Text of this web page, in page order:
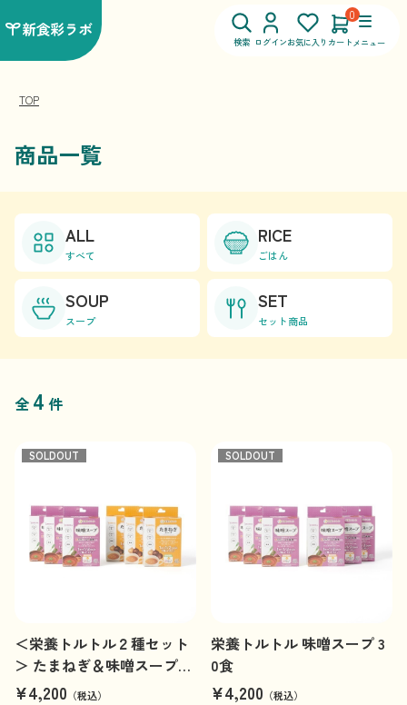
検索 ログインお気に入り
0
カートメニュー
TOP
商品一覧
ALL
すべて
RICE
ごはん
SOUP
スープ
SET
セット商品
全 4 件
SOLDOUT
＜栄養トルトル２種セット
＞ たまねぎ＆味噌スープ30
食（各15食）
¥4,200 （税込）
SOLDOUT
栄養トルトル 味噌スープ 3
0食
¥4,200 （税込）